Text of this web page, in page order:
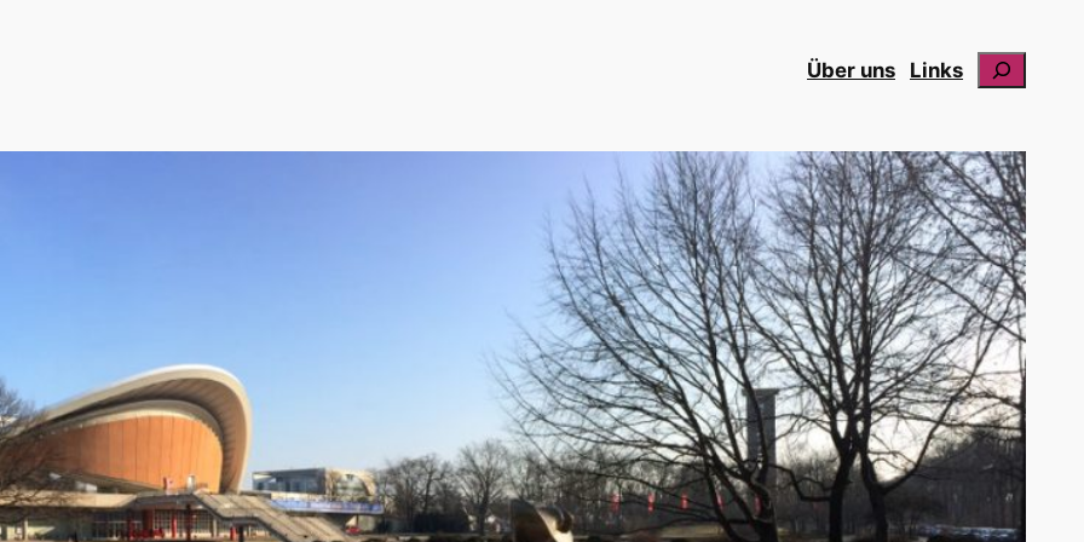
Über uns Links Suchen